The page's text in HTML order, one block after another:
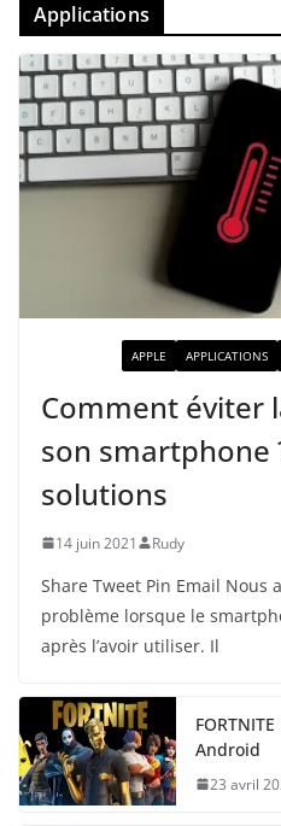
Applications
APPLE APPLICATIONS
Comment éviter
son smartphone
solutions
14 juin 2021 Rudy
Share Tweet Pin Email Nous
problème lorsque le
après l’avoir utiliser. Il
Android
23 avril